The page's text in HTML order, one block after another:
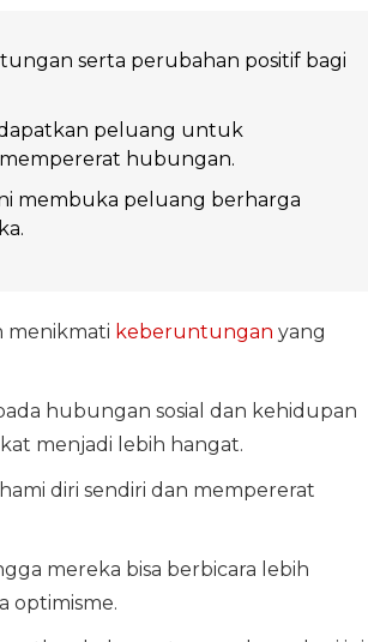
serta perubahan positif bagi
peluang untuk
hubungan.
membuka peluang berharga
menikmati keberuntungan yang
hubungan sosial dan kehidupan
menjadi lebih hangat.
diri sendiri dan mempererat
mereka bisa berbicara lebih
optimisme.